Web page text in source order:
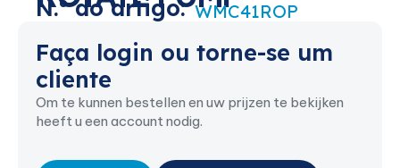
N.º do artigo: WMC41ROP
Faça login ou torne-se um
cliente
Om te kunnen bestellen en uw prijzen te bekijken
heeft u een account nodig.